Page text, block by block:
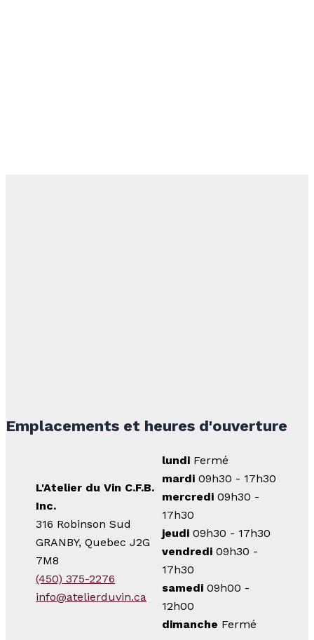
Emplacements et heures d'ouverture
L'Atelier du Vin C.F.B.
Inc.
316 Robinson Sud
GRANBY, Quebec J2G
7M8
(450) 375-2276
info@atelierduvin.ca
lundi Fermé
mardi 09h30 - 17h30
mercredi 09h30 -
17h30
jeudi 09h30 - 17h30
vendredi 09h30 -
17h30
samedi 09h00 -
12h00
dimanche Fermé